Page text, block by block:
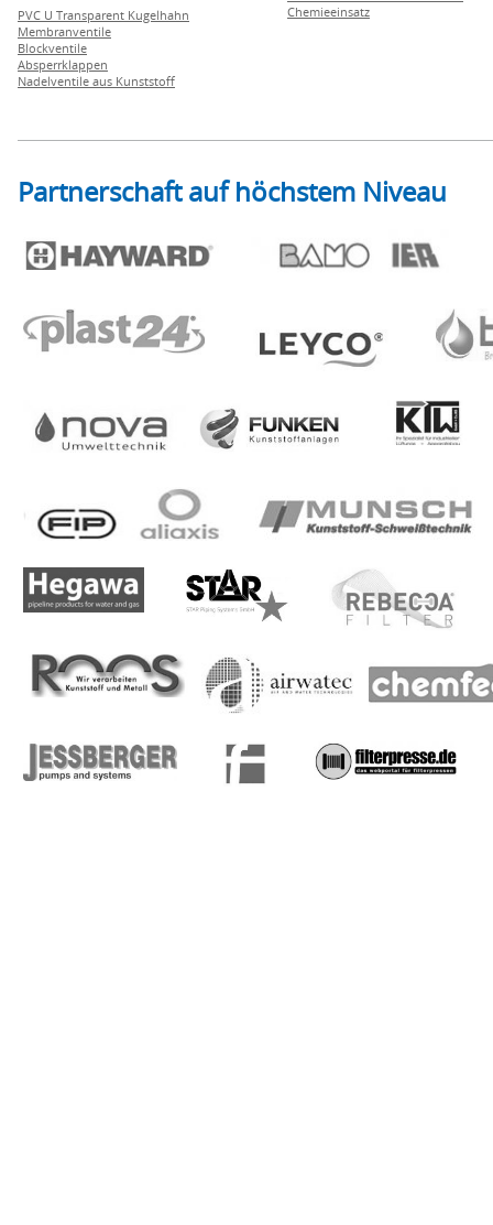
PVC U Transparent Kugelhahn
Membranventile
Blockventile
Absperrklappen
Nadelventile aus Kunststoff
Chemieeinsatz
Partnerschaft auf höchstem Niveau